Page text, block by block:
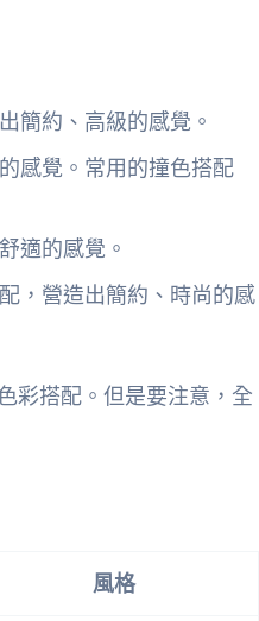
簡約、高級的感覺。
感覺。常用的撞色搭配
適的感覺。
，營造出簡約、時尚的感
彩搭配。但是要注意，全
風格